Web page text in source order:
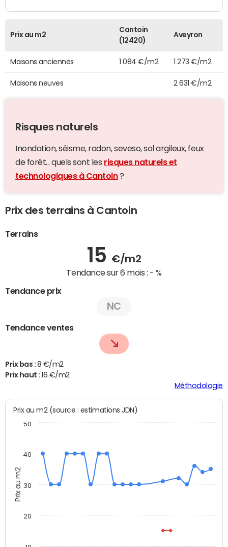
Prix au m2
Cantoin
(12420)
Aveyron
Maisons anciennes 1 084 €/m2 1 273 €/m2
Maisons neuves 2 631 €/m2
Risques naturels
Inondation, séisme, radon, seveso, sol argileux, feux
de forêt... quels sont les risques naturels et
technologiques à Cantoin?
Prix des terrains à Cantoin
Terrains
15 €/m2
Tendance sur 6 mois : - %
Tendance prix
NC
Tendance ventes
Prix bas : 8 €/m2
Prix haut : 16 €/m2
Méthodologie
Prix au m2
Prix au m2 (source : estimations JDN)
20
30
40
50